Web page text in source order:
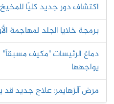
اكتشاف دور جديد كليًا
برمجة خلايا الجلد لمهاجمة
دماغ الرئيسات "مكيف
يواجهها
مرض آلزهايمر: علاج جديد